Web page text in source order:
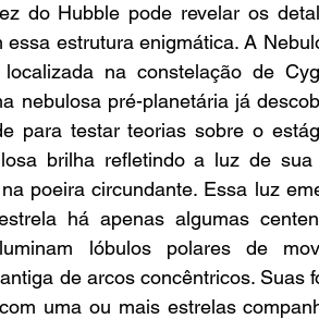
do Hubble pode revelar os
estrutura enigmática. A
na constelação de
nebulosa pré-planetária já
para testar teorias sobre o
brilha refletindo a luz de
poeira circundante. Essa luz
há apenas algumas
lóbulos polares de
de arcos concêntricos. Suas
uma ou mais estrelas